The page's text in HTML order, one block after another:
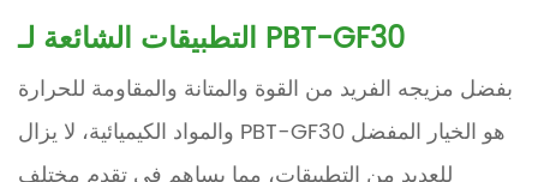
التطبيقات الشائعة لـ PBT-GF30
بفضل مزيجه الفريد من القوة والمتانة والمقاومة للحرارة
والمواد الكيميائية، لا يزال PBT-GF30 هو الخيار المفضل